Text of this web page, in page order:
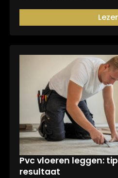
Pvc vloeren leggen:
resultaat